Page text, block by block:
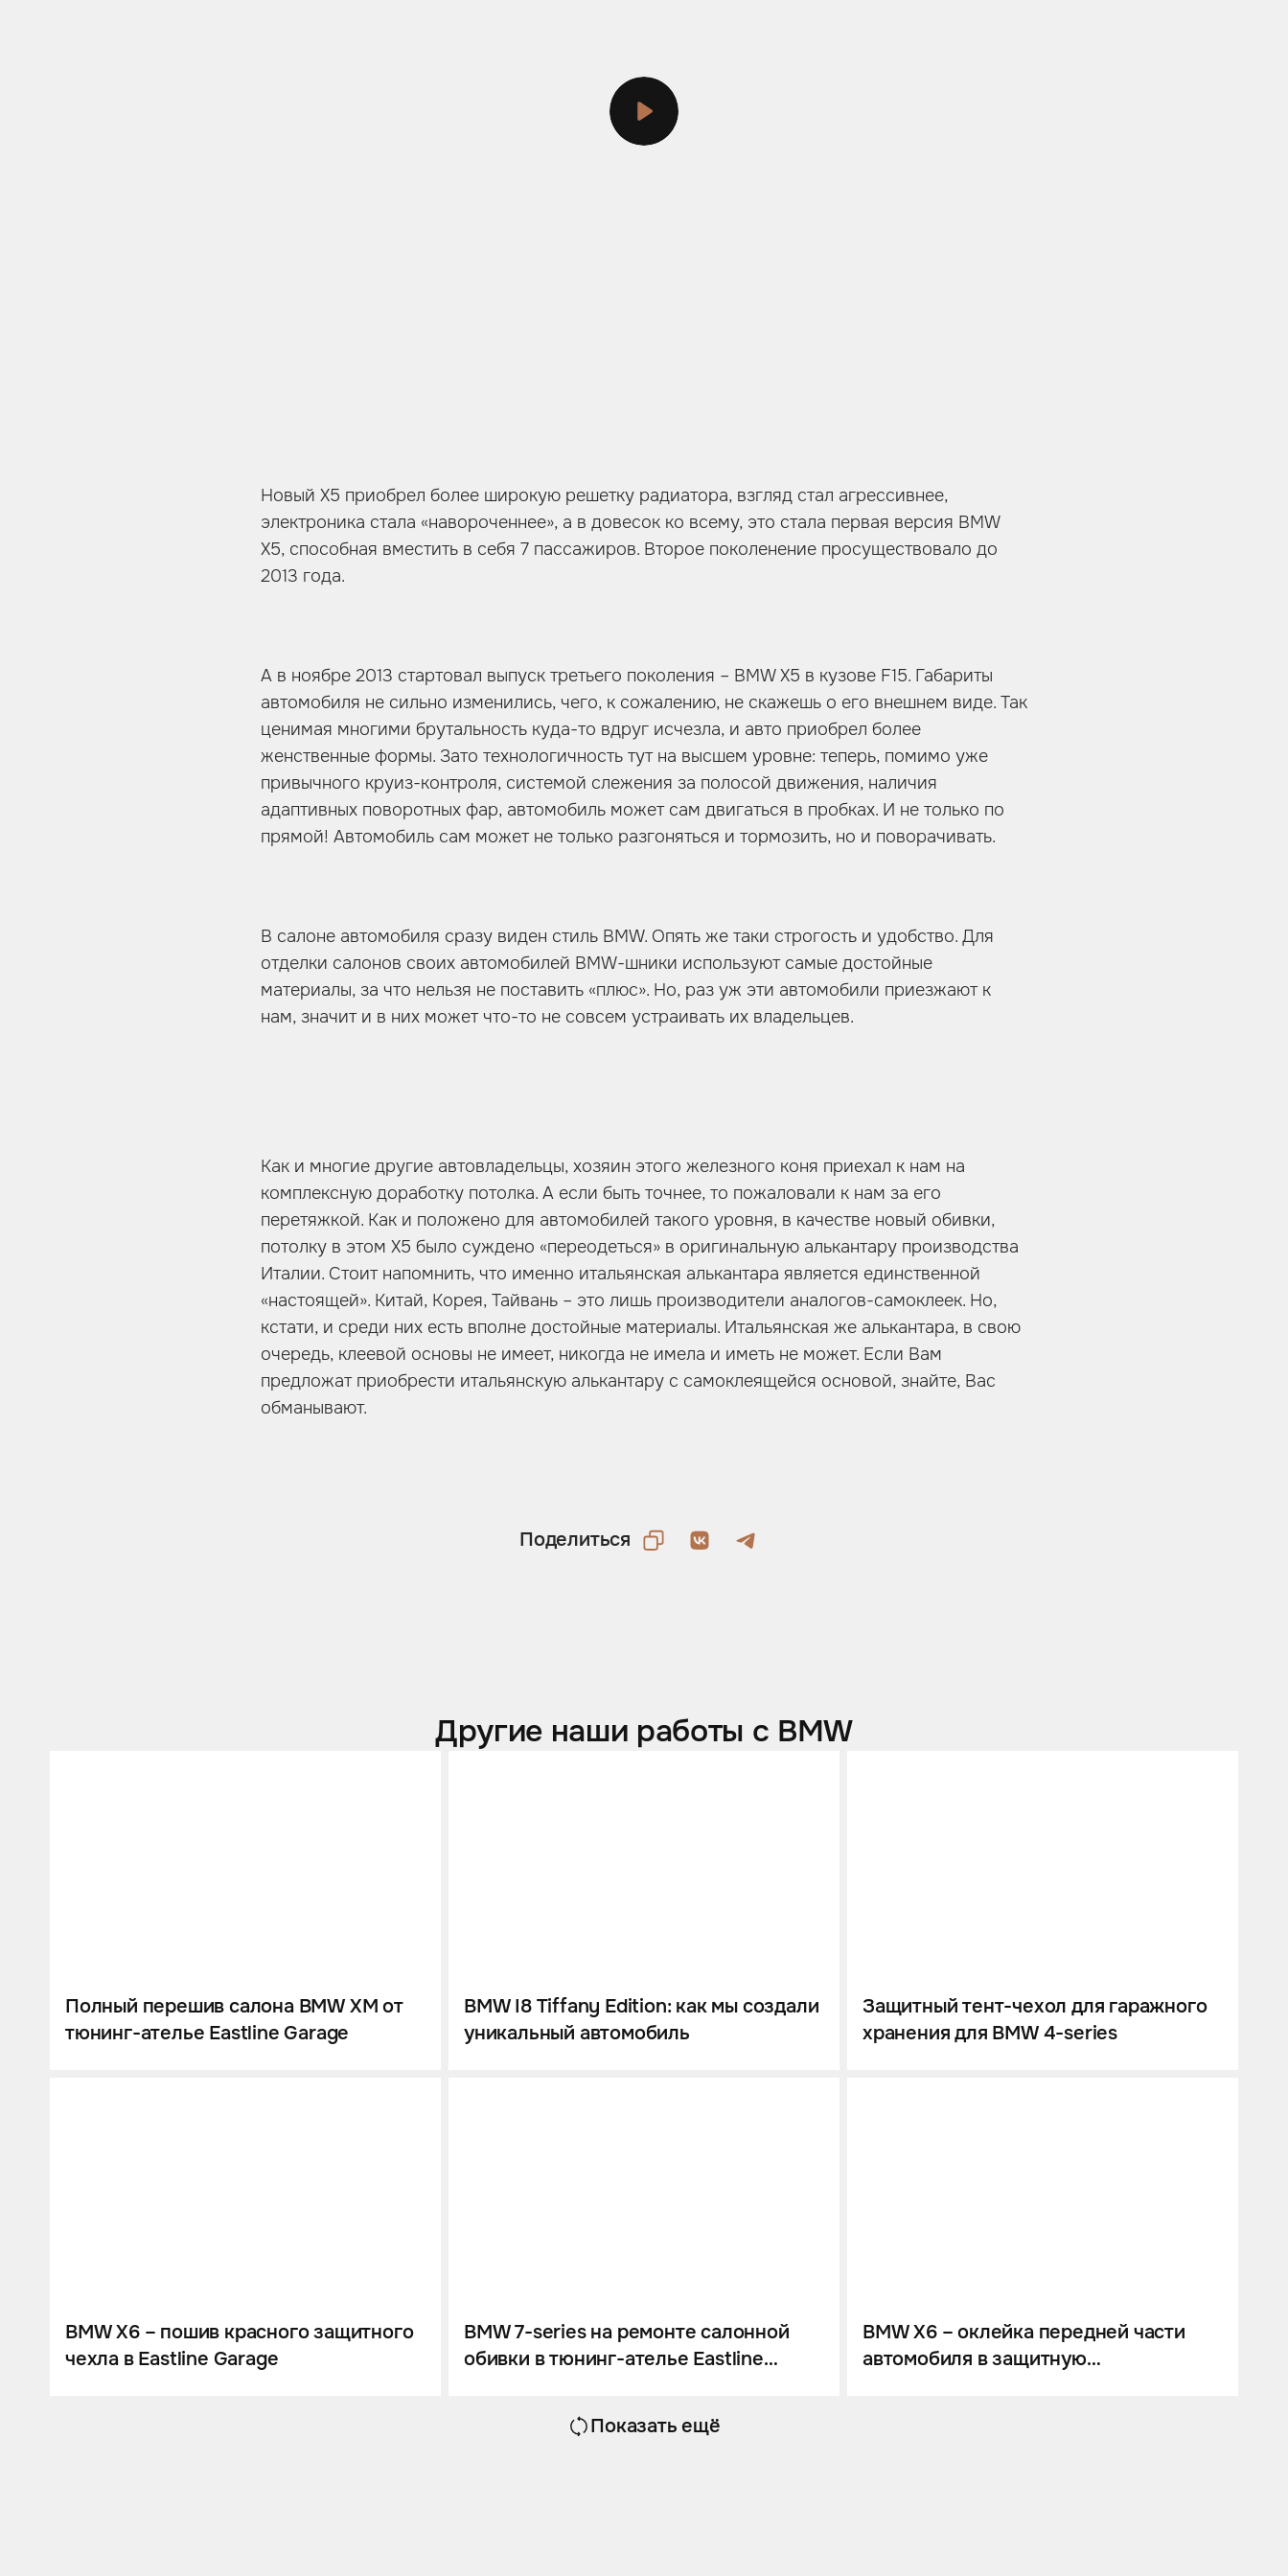
Новый Х5 приобрел более широкую решетку радиатора, взгляд стал агрессивнее,
электроника стала «навороченнее», а в довесок ко всему, это стала первая версия BMW
X5, способная вместить в себя 7 пассажиров. Второе поколенение просуществовало до
2013 года.
А в ноябре 2013 стартовал выпуск третьего поколения – BMW X5 в кузове F15. Габариты
автомобиля не сильно изменились, чего, к сожалению, не скажешь о его внешнем виде. Так
ценимая многими брутальность куда-то вдруг исчезла, и авто приобрел более
женственные формы. Зато технологичность тут на высшем уровне: теперь, помимо уже
привычного круиз-контроля, системой слежения за полосой движения, наличия
адаптивных поворотных фар, автомобиль может сам двигаться в пробках. И не только по
прямой! Автомобиль сам может не только разгоняться и тормозить, но и поворачивать.
В салоне автомобиля сразу виден стиль BMW. Опять же таки строгость и удобство. Для
отделки салонов своих автомобилей BMW-шники используют самые достойные
материалы, за что нельзя не поставить «плюс». Но, раз уж эти автомобили приезжают к
нам, значит и в них может что-то не совсем устраивать их владельцев.
Как и многие другие автовладельцы, хозяин этого железного коня приехал к нам на
комплексную доработку потолка. А если быть точнее, то пожаловали к нам за его
перетяжкой. Как и положено для автомобилей такого уровня, в качестве новый обивки,
потолку в этом Х5 было суждено «переодеться» в оригинальную алькантару производства
Италии. Стоит напомнить, что именно итальянская алькантара является единственной
«настоящей». Китай, Корея, Тайвань – это лишь производители аналогов-самоклеек. Но,
кстати, и среди них есть вполне достойные материалы. Итальянская же алькантара, в свою
очередь, клеевой основы не имеет, никогда не имела и иметь не может. Если Вам
предложат приобрести итальянскую алькантару с самоклеящейся основой, знайте, Вас
обманывают.
Поделиться
Другие наши работы с BMW
Полный перешив салона BMW XM от
тюнинг-ателье Eastline Garage
BMW I8 Tiffany Edition: как мы создали
уникальный автомобиль
Защитный тент-чехол для гаражного
хранения для BMW 4-series
BMW X6 – пошив красного защитного
чехла в Eastline Garage
BMW 7-series на ремонте салонной
обивки в тюнинг-ателье Eastline
BMW X6 – оклейка передней части
автомобиля в защитную
Показать ещё